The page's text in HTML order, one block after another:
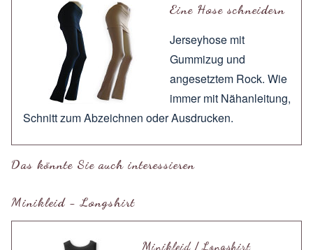
Eine Hose schneidern
Jerseyhose mit
Gummizug und
angesetztem Rock. Wie
immer mit Nähanleitung,
Schnitt zumAbzeichnen oderAusdrucken.
Das könnte Sie auch interessieren
Minikleid - Longshirt
Minikleid / Longshirt